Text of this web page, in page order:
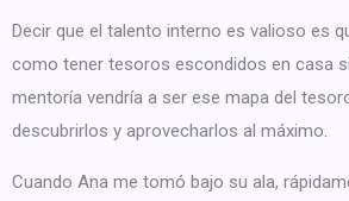
Decir que el talento interno es valioso es
como tener tesoros escondidos en casa
mentoría vendría a ser ese mapa del
descubrirlos y aprovecharlos al máximo.
Cuando Ana me tomó bajo su ala,